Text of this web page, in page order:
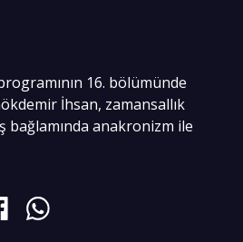
16. bölümünde
İhsan, zamansallık
bağlamında anakronizm ile